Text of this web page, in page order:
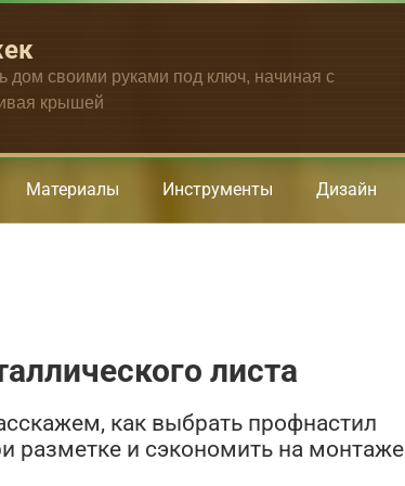
дом своими руками под ключ, начиная с
крышей
Материалы Инструменты Дизайн
листа
как выбрать профнастил
разметке и сэкономить на монтаже